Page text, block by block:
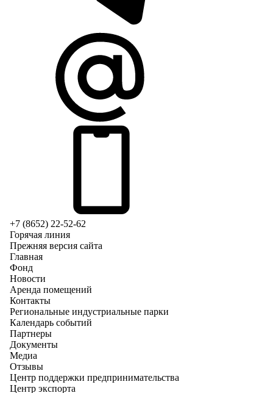
+7 (8652) 22-52-62
Горячая линия
Прежняя версия сайта
Главная
Фонд
Новости
Аренда помещений
Контакты
Региональные индустриальные парки
Календарь событий
Партнеры
Документы
Медиа
Отзывы
Центр поддержки предпринимательства
Центр экспорта